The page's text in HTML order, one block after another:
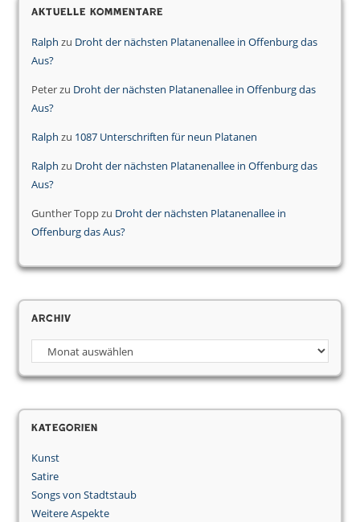
Aktuelle Kommentare
Ralph zu Droht der nächsten Platanenallee in Offenburg das
Aus?
Peterzu Droht der nächsten Platanenallee in Offenburg das
Aus?
Ralph zu 1087 Unterschriften für neun Platanen
Ralph zu Droht der nächsten Platanenallee in Offenburg das
Aus?
Gunther Toppzu Droht der nächsten Platanenallee in
Offenburg das Aus?
Archiv
Archiv
Kategorien
Kunst
Satire
Songs von Stadtstaub
Weitere Aspekte